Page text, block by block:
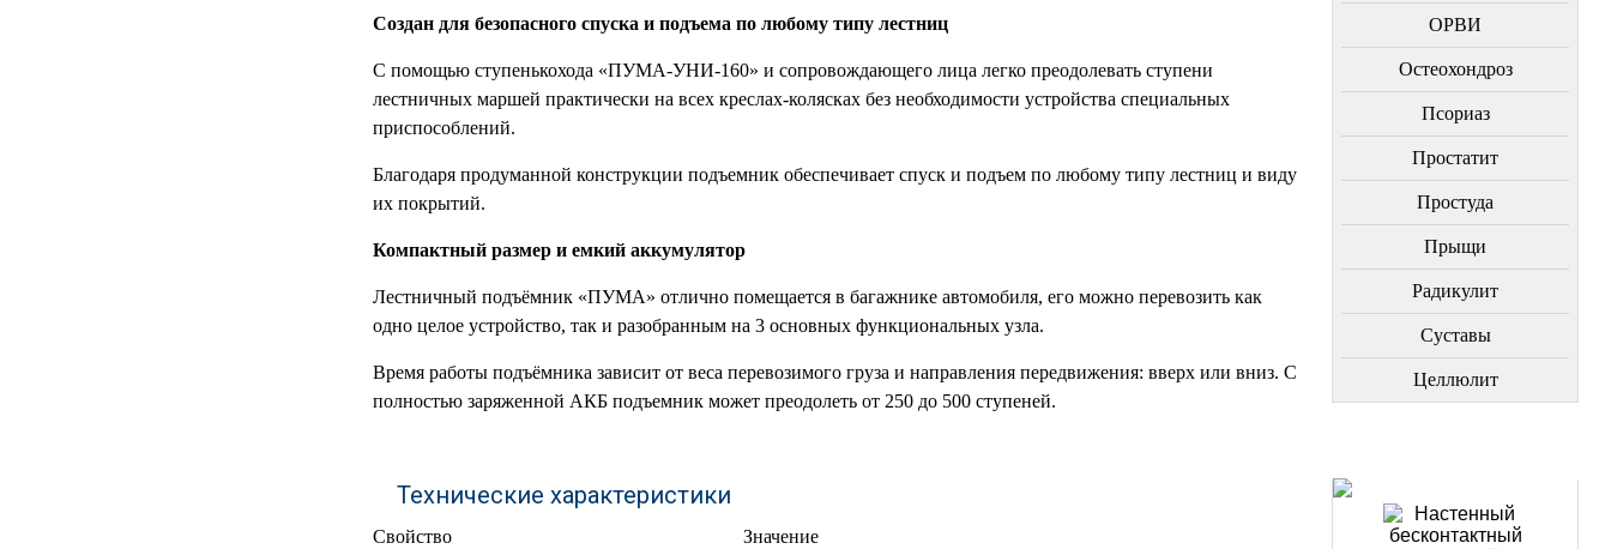
Создан для безопасного спуска и подъема по любому типу лестниц
С помощью ступенькохода «ПУМА-УНИ-160» и сопровождающего лица легко преодолевать ступени
лестничных маршей практически на всех креслах-колясках без необходимости устройства специальных
приспособлений.
Благодаря продуманной конструкции подъемник обеспечивает спуск и подъем по любому типу лестниц и виду
их покрытий.
Компактный размер и емкий аккумулятор
Лестничный подъёмник «ПУМА» отлично помещается в багажнике автомобиля, его можно перевозить как
одно целое устройство, так и разобранным на 3 основных функциональных узла.
Время работы подъёмника зависит от веса перевозимого груза и направления передвижения: вверх или вниз. С
полностью заряженной АКБ подъемник может преодолеть от 250 до 500 ступеней.
Технические характеристики
Свойство Значение
ОРВИ
Остеохондроз
Пcориаз
Простатит
Простуда
Прыщи
Радикулит
Суставы
Целлюлит